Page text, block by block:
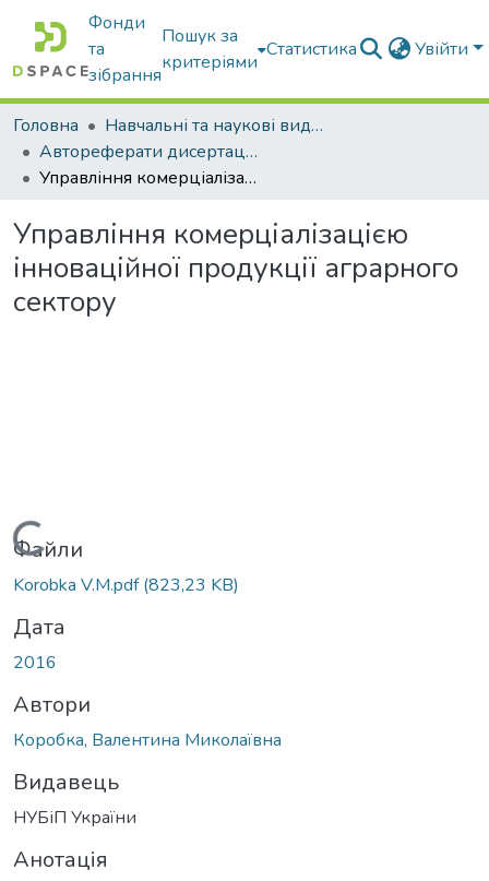
Фонди
та
зібрання
Пошук за
критеріями
Статистика Увійти
Головна
Навчальні та наукові видання
Автореферати дисертацій та дисертації
Управління комерціалізацією інноваційної продукції аграрного сектору
Управління комерціалізацією
інноваційної продукції аграрного
сектору
Вантажиться...
Файли
Korobka V.M.pdf(823,23 KB)
Дата
2016
Автори
Коробка, Валентина Миколаївна
Видавець
НУБіП України
Анотація